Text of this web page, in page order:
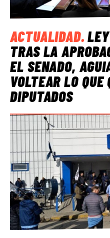
ACTUALIDAD.
TRAS LA
EL SENADO,
VOLTEAR LO QUE
DIPUTADOS